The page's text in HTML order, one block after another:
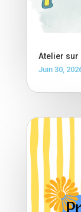
Atelier sur
Juin 30,